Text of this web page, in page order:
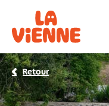
Retour